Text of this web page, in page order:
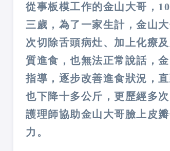
從事板模工作的金山大哥，
三歲，為了一家生計，金山
次切除舌頭病灶、加上化療
質進食，也無法正常說話，
指導，逐步改善進食狀況，
也下降十多公斤，更歷經多
護理師協助金山大哥臉上皮
力。